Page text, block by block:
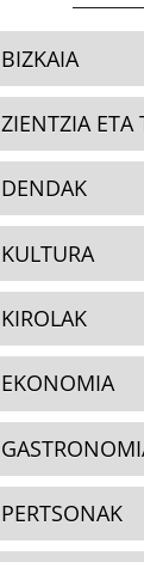
BIZKAIA
ZIENTZIA ETA
DENDAK
KULTURA
KIROLAK
EKONOMIA
PERTSONAK